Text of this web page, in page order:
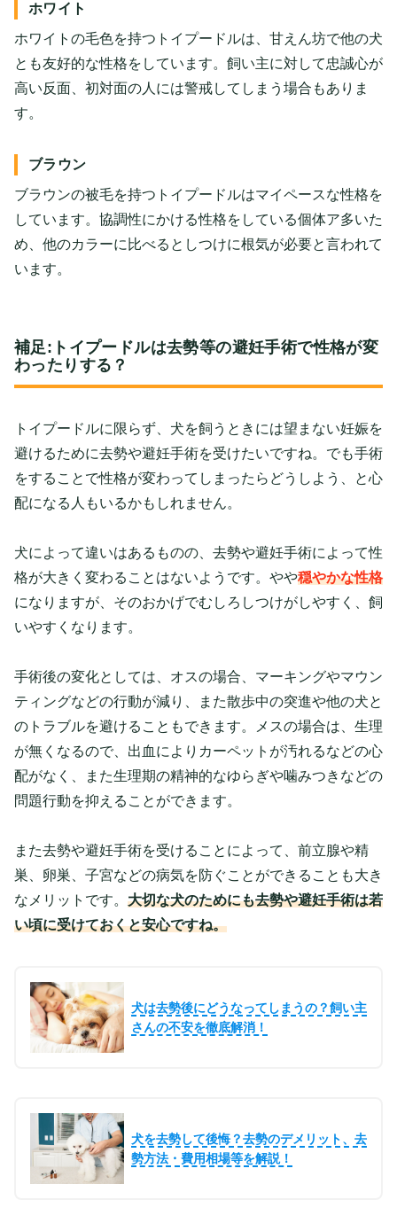
ホワイト
ホワイトの毛色を持つトイプードルは、甘えん坊で他の犬
とも友好的な性格をしています。飼い主に対して忠誠心が
高い反面、初対面の人には警戒してしまう場合もありま
す。
ブラウン
ブラウンの被毛を持つトイプードルはマイペースな性格を
しています。協調性にかける性格をしている個体ア多いた
め、他のカラーに比べるとしつけに根気が必要と言われて
います。
補足:トイプードルは去勢等の避妊手術で性格が変
わったりする？
トイプードルに限らず、犬を飼うときには望まない妊娠を
避けるために去勢や避妊手術を受けたいですね。でも手術
をすることで性格が変わってしまったらどうしよう、と心
配になる人もいるかもしれません。
犬によって違いはあるものの、去勢や避妊手術によって性
格が大きく変わることはないようです。やや穏やかな性格
になりますが、そのおかげでむしろしつけがしやすく、飼
いやすくなります。
手術後の変化としては、オスの場合、マーキングやマウン
ティングなどの行動が減り、また散歩中の突進や他の犬と
のトラブルを避けることもできます。メスの場合は、生理
が無くなるので、出血によりカーペットが汚れるなどの心
配がなく、また生理期の精神的なゆらぎや噛みつきなどの
問題行動を抑えることができます。
また去勢や避妊手術を受けることによって、前立腺や精
巣、卵巣、子宮などの病気を防ぐことができることも大き
なメリットです。 大切な犬のためにも去勢や避妊手術は若
い頃に受けておくと安心ですね。
犬は去勢後にどうなってしまうの？飼い主
さんの不安を徹底解消！
犬を去勢して後悔？去勢のデメリット、去
勢方法・費用相場等を解説！